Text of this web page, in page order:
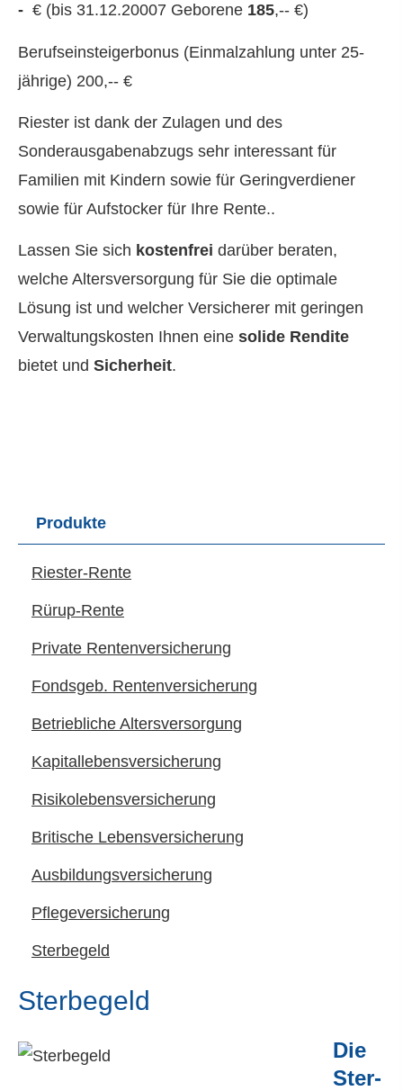
- € (bis 31.12.20007 Geborene 185,-- €)
Berufseinsteigerbonus (Einmalzahlung unter 25-
jährige) 200,-- €
Riester ist dank der Zulagen und des
Sonderausgabenabzugs sehr interessant für
Familien mit Kindern sowie für Geringverdiener
sowie für Aufstocker für Ihre Rente..
Lassen Sie sich kostenfrei darüber beraten,
welche Altersversorgung für Sie die optimale
Lösung ist und welcher Versicherer mit geringen
Verwaltungskosten Ihnen eine solide Rendite
bietet und Sicherheit.
Produkte
Riester-Rente
Rürup-Rente
Private Rentenversicherung
Fondsgeb. Rentenversicherung
Betriebliche Altersversorgung
Ka­pi­tal­le­bens­ver­si­che­rung
Risiko­lebens­ver­si­che­rung
Britische Lebensversicherung
Aus­bil­dungs­ver­si­che­rung
Pflege­ver­si­che­rung
Ster­be­geld
Ster­be­geld
Die
Ster­